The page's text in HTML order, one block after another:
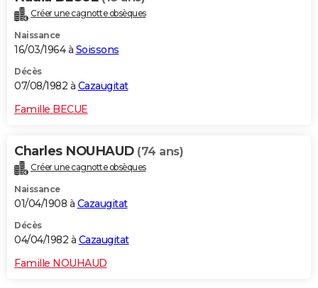
Créer une cagnotte obsèques
Naissance
16/03/1964 à Soissons
Décès
07/08/1982 à Cazaugitat
Famille BECUE
Charles NOUHAUD (74 ans)
Créer une cagnotte obsèques
Naissance
01/04/1908 à Cazaugitat
Décès
04/04/1982 à Cazaugitat
Famille NOUHAUD